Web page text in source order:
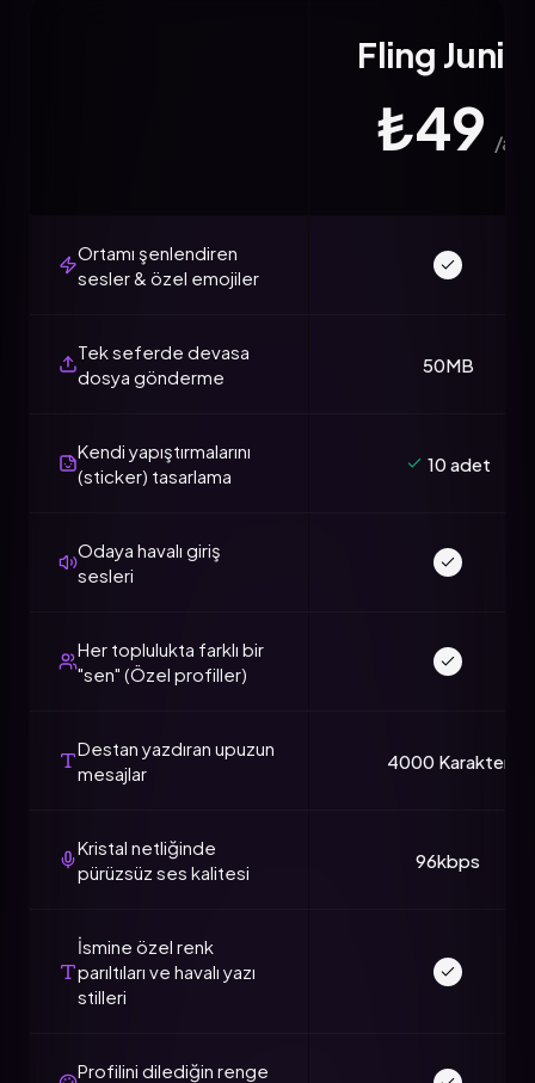
Fling
₺49 /ay
Ortamı şenlendiren
sesler & özel emojiler
Tek seferde devasa
dosya gönderme
50MB
Kendi yapıştırmalarını
(sticker) tasarlama
10 adet
Odaya havalı giriş
sesleri
Her toplulukta farklı bir
"sen" (Özel profiller)
Destan yazdıran upuzun
mesajlar
4000 Karakter
Kristal netliğinde
pürüzsüz ses kalitesi
96kbps
İsmine özel renk
parıltıları ve havalı yazı
stilleri
Profilini dilediğin renge